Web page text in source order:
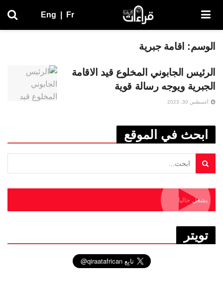
Eng Fr
الوسم: اقامة جبرية
الرئيس الجابوني المخلوع قيد الاقامة
الجبرية ويوجه رسالة قوية
أغسطس 30, 2023
ابحث في الموقع
يشغل حاليا
تويتر